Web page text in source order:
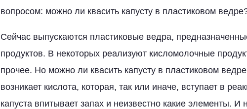
вопросом: можно ли квасить капусту в пластиковом
Сейчас выпускаются пластиковые ведра,
продуктов. В некоторых реализуют кисломолочные
прочее. Но можно ли квасить капусту в пластиковом
возникает кислота, которая, так или иначе, вступает в
капуста впитывает запах и неизвестно какие элементы. И